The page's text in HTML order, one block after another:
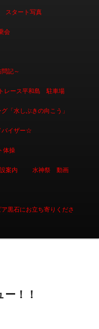
スタート写真
会
記～
レース平和島 駐車場
「水しぶきの向こう」
イザー☆
体操
案内 水神祭 動画
黒石にお立ち寄りくださ
！！